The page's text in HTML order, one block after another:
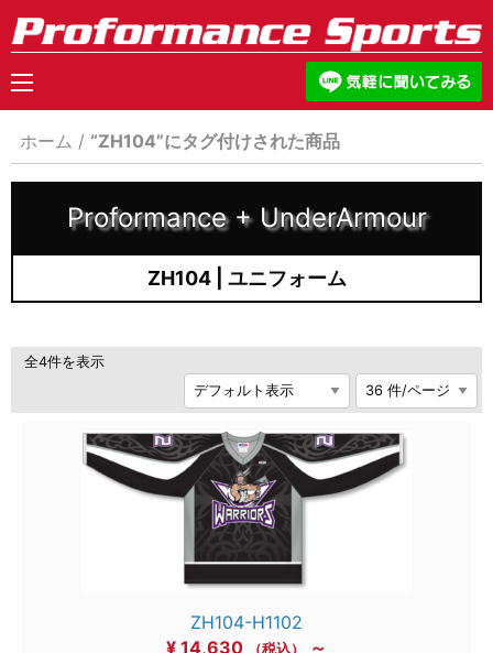
ホーム / “ZH104”にタグ付けされた商品
Proformance + UnderArmour
ZH104 | ユニフォーム
全4件を表示
ZH104-H1102
¥ 14,630 （税込） ～